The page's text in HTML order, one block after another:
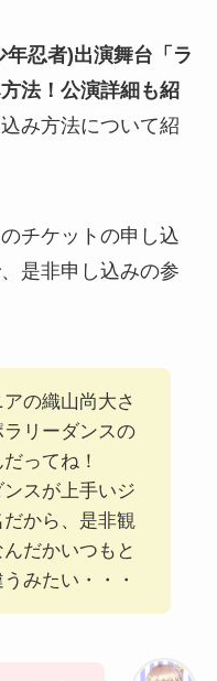
年忍者)出演舞台「ラ
法！公演詳細も紹
み方法について紹
チケットの申し込
是非申し込みの参
の織山尚大さ
リーダンスの
ってね！
スが上手いジ
から、是非観
だかいつもと
みたい・・・